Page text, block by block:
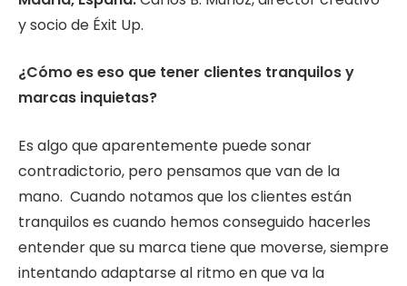
y socio de Éxit Up.
¿Cómo es eso que tener clientes tranquilos y
marcas inquietas?
Es algo que aparentemente puede sonar
contradictorio, pero pensamos que van de la
mano. Cuando notamos que los clientes están
tranquilos es cuando hemos conseguido hacerles
entender que su marca tiene que moverse, siempre
intentando adaptarse al ritmo en que va la